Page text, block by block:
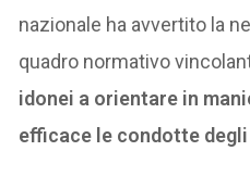
nazionale ha avvertito la
quadro normativo
idonei a orientare in
efficace le condotte